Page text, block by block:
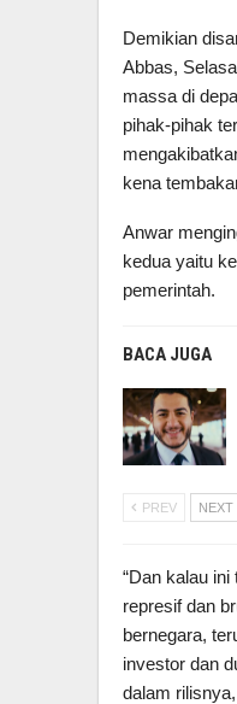
Demikian
Abbas,
massa di
pihak-pihak
kena
Anwar
kedua yaitu
pemerintah.
BACA JUGA
PREV NEXT
“Dan kalau
represif dan
bernegara,
investor dan
dalam